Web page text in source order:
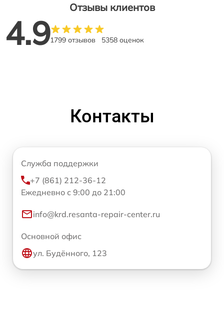
Отзывы клиентов
4.91799 отзывов 5358 оценок
Контакты
Служба поддержки
+7 (861) 212-36-12
Ежедневно с 9:00 до 21:00
info@krd.resanta-repair-center.ru
Основной офис
ул. Будённого, 123